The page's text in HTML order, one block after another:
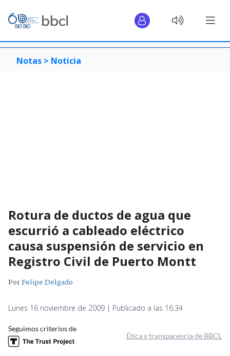
Notas > Noticia
Rotura de ductos de agua que
escurrió a cableado eléctrico
causa suspensión de servicio en
Registro Civil de Puerto Montt
PorFelipe Delgado
Lunes 16 noviembre de 2009 | Publicado a las 16:34
Seguimos criterios de
Ética y transparencia de BBCL